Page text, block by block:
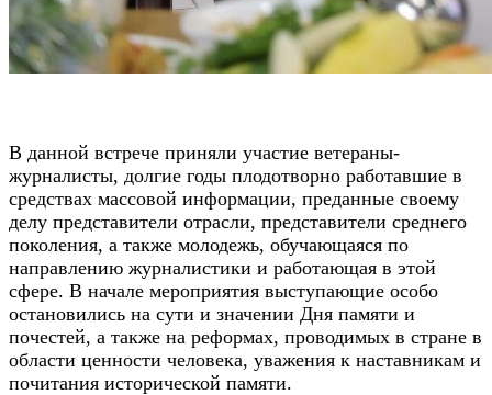
В данной встрече приняли участие ветераны-
журналисты, долгие годы плодотворно работавшие в
средствах массовой информации, преданные своему
делу представители отрасли, представители среднего
поколения, а также молодежь, обучающаяся по
направлению журналистики и работающая в этой
сфере. В начале мероприятия выступающие особо
остановились на сути и значении Дня памяти и
почестей, а также на реформах, проводимых в стране в
области ценности человека, уважения к наставникам и
почитания исторической памяти.